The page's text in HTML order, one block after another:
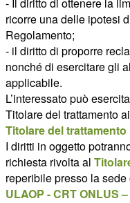
ricorre una delle ipotesi
Regolamento;
- il diritto di proporre
nonché di esercitare gli
applicabile.
L’interessato può
Titolare del trattamento
Titolare del trattamento
I diritti in oggetto
richiesta rivolta al
reperibile presso la
ULAOP - CRT ONLUS